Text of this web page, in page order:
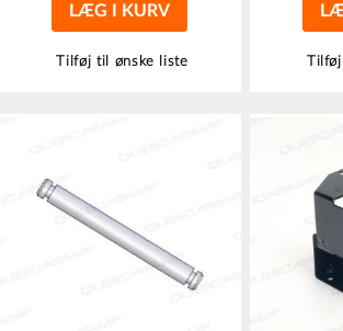
LÆG I KURV
Tilføj til ønske liste